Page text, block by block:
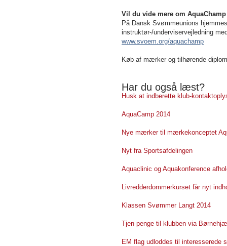
Vil du vide mere om
På Dansk Svømmeunions
instruktør-/underviservejledning
www.svoem.org/aquachamp
Køb af mærker og tilhørende
Har du også læst?
Husk at indberette klub-
AquaCamp 2014
Nye mærker til mærkekonceptet
Nyt fra Sportsafdelingen
Aquaclinic og Aquakonference
Livredderdommerkurset får nyt
Klassen Svømmer Langt 2014
Tjen penge til klubben via
EM flag udloddes til interesserede